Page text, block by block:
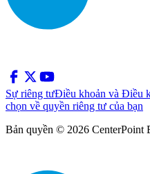
Sự riêng tưĐiều khoản và Điều
chọn về quyền riêng tư của bạn
Bản quyền © 2026 CenterPoint